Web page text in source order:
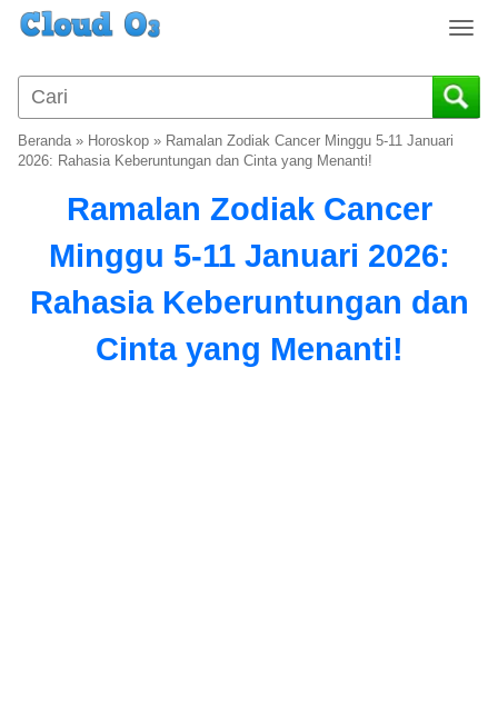
T
g
g
a
Beranda» Horoskop » Ramalan Zodiak Cancer Minggu 5-11 Januari
2026: Rahasia Keberuntungan dan Cinta yang Menanti!
Ramalan Zodiak Cancer
Minggu 5-11 Januari 2026:
Rahasia Keberuntungan dan
Cinta yang Menanti!